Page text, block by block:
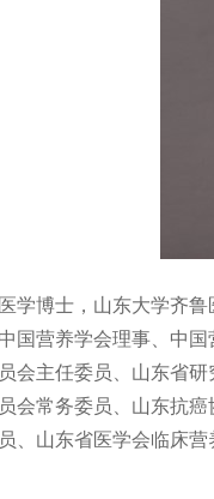
学博士，山东大学齐
国营养学会理事、中
会主任委员、山东省
会常务委员、山东抗
、山东省医学会临床